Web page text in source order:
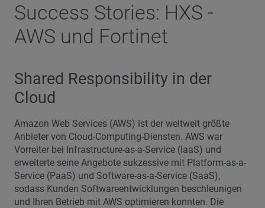
Success Stories: HXS -
AWS und Fortinet
Shared Responsibility in der
Cloud
Amazon Web Services (AWS) ist der weltweit größte
Anbieter von Cloud-Computing-Diensten. AWS war
Vorreiter bei Infrastructure-as-a-Service (IaaS) und
erweiterte seine Angebote sukzessive mit Platform-as-a-
Service (PaaS) und Software-as-a-Service (SaaS),
sodass Kunden Softwareentwicklungen beschleunigen
und Ihren Betrieb mit AWS optimieren konnten. Die